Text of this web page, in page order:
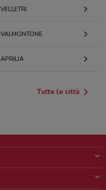
VELLETRI
VALMONTONE
APRILIA
Tutte le città